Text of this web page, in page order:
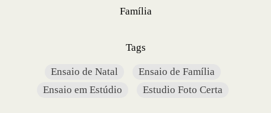
Família
Tags
Ensaio de Natal
Ensaio de Família
Ensaio em Estúdio
Estudio Foto Certa